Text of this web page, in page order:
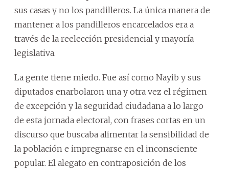
sus casas y no los pandilleros. La única manera de
mantener a los pandilleros encarcelados era a
través de la reelección presidencial y mayoría
legislativa.
La gente tiene miedo. Fue así como Nayib y sus
diputados enarbolaron una y otra vez el régimen
de excepción y la seguridad ciudadana a lo largo
de esta jornada electoral, con frases cortas en un
discurso que buscaba alimentar la sensibilidad de
la población e impregnarse en el inconsciente
popular. El alegato en contraposición de los